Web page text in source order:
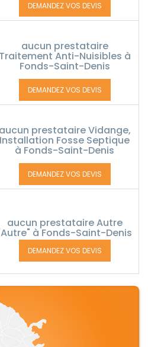
DEMANDEZ VOS DEVIS
aucun prestataire
Traitement Anti-Nuisibles à
Fonds-Saint-Denis
DEMANDEZ VOS DEVIS
aucun prestataire Vidange,
Installation Fosse Septique
à Fonds-Saint-Denis
DEMANDEZ VOS DEVIS
aucun prestataire Autre
à Fonds-Saint-Denis
DEMANDEZ VOS DEVIS